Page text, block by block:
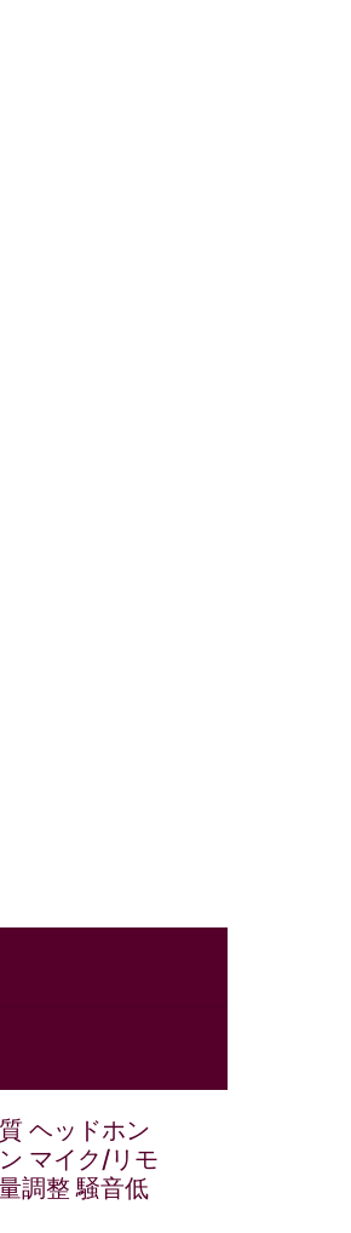
ヘッドホン
マイク/リモ
調整 騒音低